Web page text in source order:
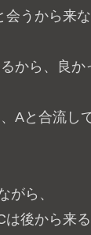
うから来
るから、良
Aと合流し
がら、
は後から来